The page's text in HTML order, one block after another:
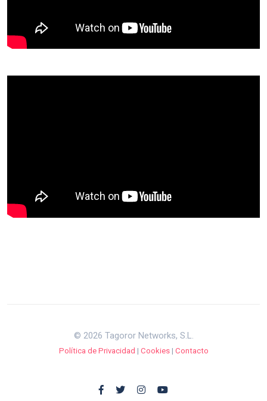
© 2026 Tagoror Networks, S.L.
Política de Privacidad | Cookies| Contacto